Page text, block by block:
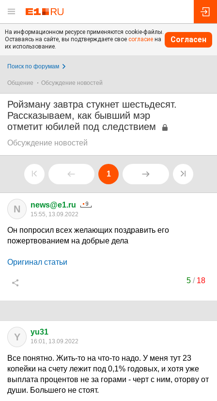
На информационном ресурсе применяются cookie-файлы.
Оставаясь на сайте, вы подтверждаете свое согласие на
их использование.
Согласен
Поиск по форумам
Общение Обсуждение новостей
Ройзману завтра стукнет шестьдесят.
Рассказываем, как бывший мэр
отметит юбилей под следствием
Обсуждение новостей
1
N news@e1.ru
15:55, 13.09.2022
Он попросил всех желающих поздравить его
пожертвованием на добрые дела
Оригинал статьи
5 / 18
Y yu31
16:01, 13.09.2022
Все понятно. Жить-то на что-то надо. У меня тут 23
копейки на счету лежит под 0,1% годовых, и хотя уже
выплата процентов не за горами - черт с ним, оторву от
души. Большего не стоят.